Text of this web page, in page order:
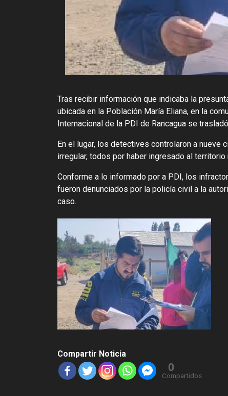
Tras recibir información que indicaba la
ubicada en la Población María Eliana, en la
Internacional de la PDI de Rancagua se
En el lugar, los detectives controlaron a nueve
irregular, todos por haber ingresado al
Conforme a lo informado por a PDI, los
fueron denunciados por la policía civil a la
caso.
Compartir Noticia
0
Compartidos